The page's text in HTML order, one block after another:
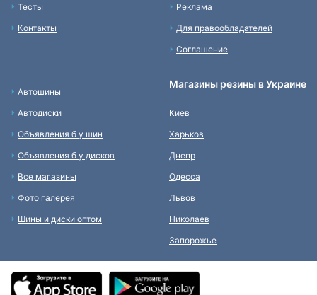
Тесты
Контакты
Реклама
Для правообладателей
Соглашение
Автошины
Автодиски
Объявления б у шин
Объявления б у дисков
Все магазины
Фото галерея
Шины и диски оптом
Магазины резины в Украине
Киев
Харьков
Днепр
Одесса
Львов
Николаев
Запорожье